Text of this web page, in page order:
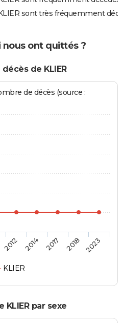
sont très fréquemment
nous ont quittés ?
de KLIER
de décès (source :
KLIER
2012 2014 2017 2018 2023
par sexe